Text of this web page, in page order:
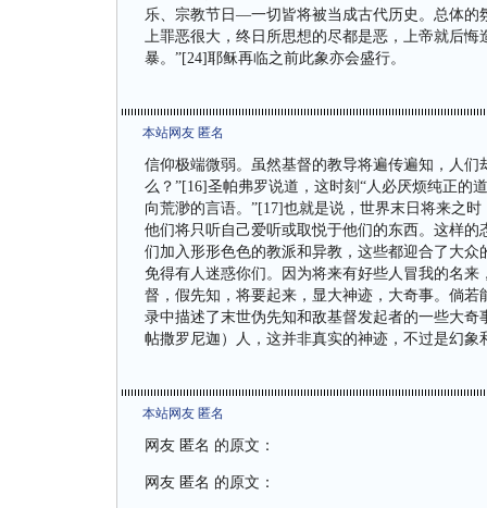
乐、宗教节日—一切皆将被当成古代历史。总体的
上罪恶很大，终日所思想的尽都是恶，上帝就后
暴。”[24]耶稣再临之前此象亦会盛行。
本站网友 匿名
信仰极端微弱。虽然基督的教导将遍传遍知，人
么？”[16]圣帕弗罗说道，这时刻“人必厌烦纯正的
向荒渺的言语。”[17]也就是说，世界末日将来之
他们将只听自己爱听或取悦于他们的东西。这样
们加入形形色色的教派和异教，这些都迎合了大
免得有人迷惑你们。因为将来有好些人冒我的名来
督，假先知，将要起来，显大神迹，大奇事。倘
录中描述了末世伪先知和敌基督发起者的一些大
帖撒罗尼迦）人，这并非真实的神迹，不过是幻象
本站网友 匿名
网友 匿名 的原文：
网友 匿名 的原文：